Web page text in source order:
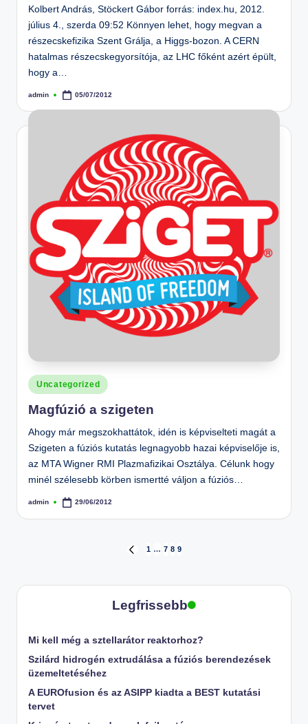
Kolbert András, Stöckert Gábor forrás: index.hu, 2012.
július 4., szerda 09:52 Könnyen lehet, hogy megvan a
részecskefizika Szent Grálja, a Higgs-bozon. A CERN
hatalmas részecskegyorsítója, az LHC főként azért épült,
hogy a…
Posted
admin 05/07/2012
Posted
in
Uncategorized
Magfúzió a szigeten
Ahogy már megszokhattátok, idén is képviselteti magát a
Szigeten a fúziós kutatás legnagyobb hazai képviselője is,
az MTA Wigner RMI Plazmafizikai Osztálya. Célunk hogy
minél szélesebb körben ismertté váljon a fúziós…
Posted
admin 29/06/2012
Bejegyzések
lapozása
PREVIOUS
1 … 7 8 9
Legfrissebb
Mi kell még a sztellarátor reaktorhoz?
Szilárd hidrogén extrudálása a fúziós berendezések
üzemeltetéséhez
A EUROfusion és az ASIPP kiadta a BEST kutatási
tervet